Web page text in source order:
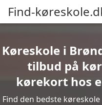
Find-
Køreskole i
tilbud på
kørekort hos
Find den bedste